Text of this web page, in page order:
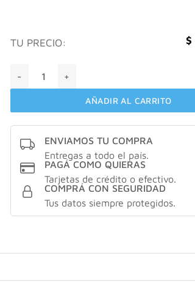
TU PRECIO: $
AÑADIR AL CARRITO
ENVIAMOS TU COMPRA
Entregas a todo el país.
PAGÁ COMO QUIERAS
Tarjetas de crédito o efectivo.
COMPRÁ CON SEGURIDAD
Tus datos siempre protegidos.